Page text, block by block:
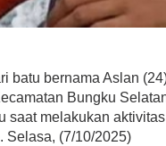
batu bernama Aslan
Bungku
saat melakukan
Selasa, (7/10/2025)